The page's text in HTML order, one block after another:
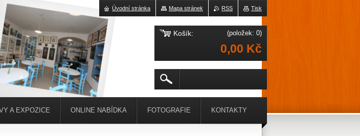
A EXPOZICE ONLINE NABÍDKA FOTOGRAFIE KONTAKTY
Tisk
RSS
Mapa stránek
Úvodní stránka
Košík: (položek: 0)
0,00 Kč